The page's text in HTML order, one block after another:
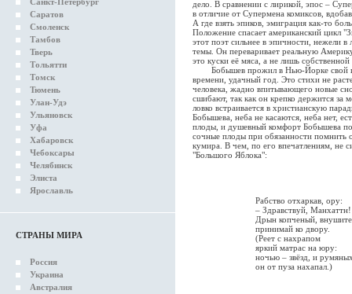
Саратов
Смоленск
Тамбов
Тверь
Тольятти
Томск
Тюмень
Улан-Удэ
Ульяновск
Уфа
Хабаровск
Чебоксары
Челябинск
Элиста
Ярославль
СТРАНЫ МИРА
Россия
Украина
Австралия
дело. В сравнении с лирикой, эпос –
в отличие от Супермена комиксов,
А где взять эпиков, эмиграция как-то
Положение спасает американский цикл
этот поэт сильнее в эпичности, нежели в
темы. Он переваривает реальную
это куски её мяса, а не лишь
Бобышев прожил в Нью-Йорке свой
времени, удачный год. Это стихи не
человека, жадно впитывающего новые
сшибают, так как он крепко держится за
ловко встраивается в христианскую
Бобышева, неба не касаются, неба нет,
плоды, и душевный комфорт Бобышева
сочные плоды при обязанности помнить
кумира. В чем, по его впечатлениям, не
"Большого Яблока":
Рабство отхаркав, ору:
– Здравствуй, Манхаттн!
Дрын копченый,
принимай ко двору.
(Реет с нахрапом
яркий матрас на юру:
ночью – звёзд, и
он от пуза нахапал.)